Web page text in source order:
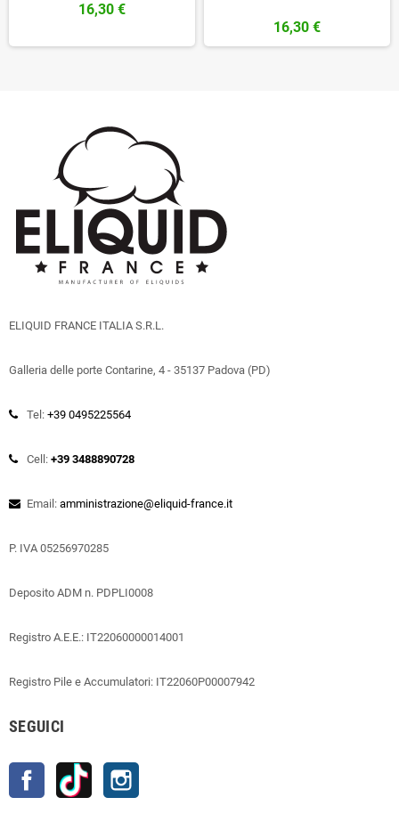
16,30 €
16,30 €
ELIQUID FRANCE ITALIA S.R.L.
Galleria delle porte Contarine, 4 - 35137 Padova (PD)
Tel: +39 0495225564
Cell: +39 3488890728
Email: amministrazione@eliquid-france.it
P. IVA 05256970285
Deposito ADM n. PDPLI0008
Registro A.E.E.: IT22060000014001
Registro Pile e Accumulatori: IT22060P00007942
SEGUICI
Facebook TikTok